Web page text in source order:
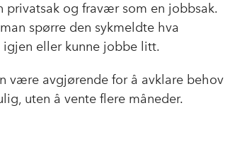
privatsak og fravær som en jobbsak.
spørre den sykmeldte hva
eller kunne jobbe litt.
være avgjørende for å avklare behov
uten å vente flere måneder.